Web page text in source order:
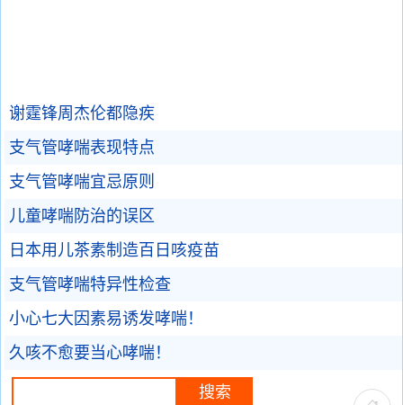
谢霆锋周杰伦都隐疾
支气管哮喘表现特点
支气管哮喘宜忌原则
儿童哮喘防治的误区
日本用儿茶素制造百日咳疫苗
支气管哮喘特异性检查
小心七大因素易诱发哮喘！
久咳不愈要当心哮喘！